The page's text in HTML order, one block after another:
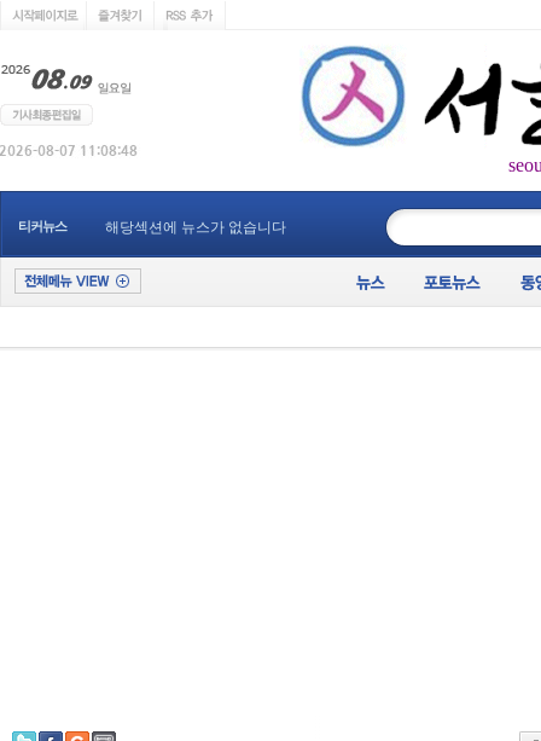
티커뉴스 해당섹션에 뉴스가 없습니다